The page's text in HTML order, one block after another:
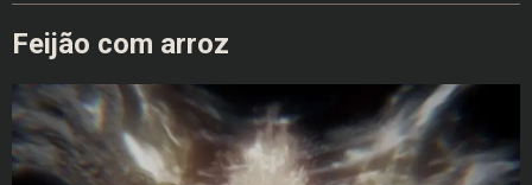
Feijão com arroz